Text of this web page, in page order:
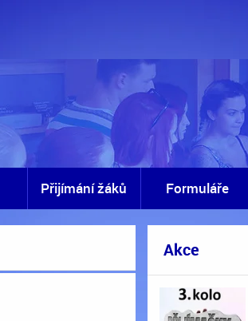
Přijímání žáků Formuláře
Akce